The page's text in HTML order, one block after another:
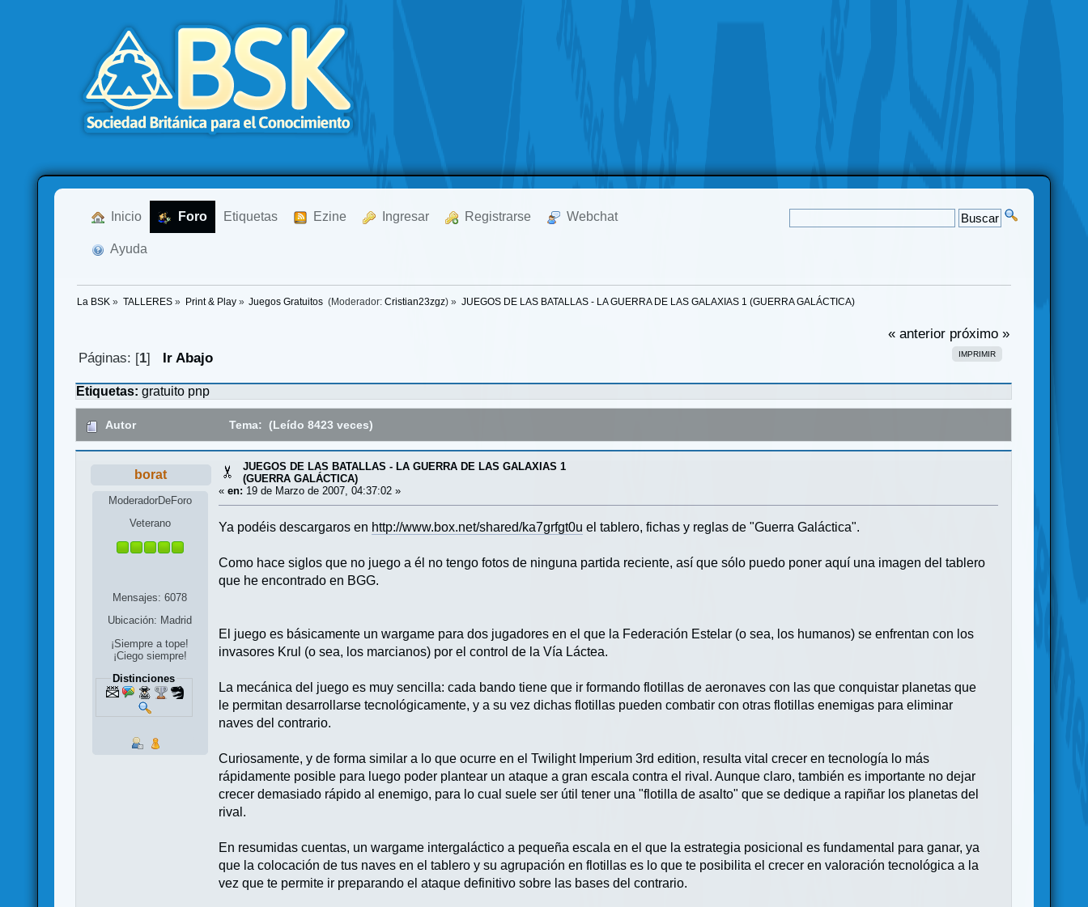
Inicio Foro Etiquetas Ezine Ingresar Registrarse Webchat
Ayuda
La BSK » TALLERES» Print & Play» Juegos Gratuitos (Moderador:Cristian23zgz) » JUEGOS DE LAS BATALLAS - LA GUERRA DE LAS GALAXIAS 1 (GUERRA GALÁCTICA)
« anterior próximo »
IMPRIMIR
Páginas: [1] Ir Abajo
Etiquetas:gratuito pnp
Autor Tema: (Leído 8423 veces)
borat
ModeradorDeForo
Veterano
Mensajes: 6078
Ubicación: Madrid
¡Siempre a tope!
¡Ciego siempre!
Distinciones
JUEGOS DE LAS BATALLAS - LA GUERRA DE LAS GALAXIAS 1
(GUERRA GALÁCTICA)
«en: 19 de Marzo de 2007, 04:37:02 »
Ya podéis descargaros en http://www.box.net/shared/ka7grfgt0u el tablero, fichas y reglas de "Guerra Galáctica".
Como hace siglos que no juego a él no tengo fotos de ninguna partida reciente, así que sólo puedo poner aquí una imagen del tablero
que he encontrado en BGG.
El juego es básicamente un wargame para dos jugadores en el que la Federación Estelar (o sea, los humanos) se enfrentan con los
invasores Krul (o sea, los marcianos) por el control de la Vía Láctea.
La mecánica del juego es muy sencilla: cada bando tiene que ir formando flotillas de aeronaves con las que conquistar planetas que
le permitan desarrollarse tecnológicamente, y a su vez dichas flotillas pueden combatir con otras flotillas enemigas para eliminar
naves del contrario.
Curiosamente, y de forma similar a lo que ocurre en el Twilight Imperium 3rd edition, resulta vital crecer en tecnología lo más
rápidamente posible para luego poder plantear un ataque a gran escala contra el rival. Aunque claro, también es importante no dejar
crecer demasiado rápido al enemigo, para lo cual suele ser útil tener una "flotilla de asalto" que se dedique a rapiñar los planetas del
rival.
En resumidas cuentas, un wargame intergaláctico a pequeña escala en el que la estrategia posicional es fundamental para ganar, ya
que la colocación de tus naves en el tablero y su agrupación en flotillas es lo que te posibilita el crecer en valoración tecnológica a la
vez que te permite ir preparando el ataque definitivo sobre las bases del contrario.